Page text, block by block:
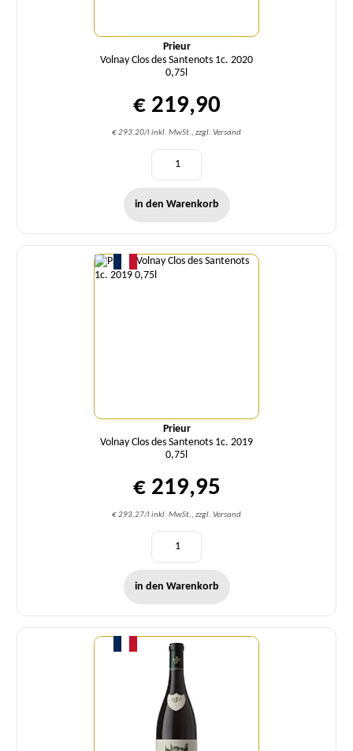
Prieur
Volnay Clos des Santenots 1c. 2020
0,75l
€ 219,90
€ 293,20/l inkl. MwSt., zzgl. Versand
in den Warenkorb
Prieur
Volnay Clos des Santenots 1c. 2019
0,75l
€ 219,95
€ 293,27/l inkl. MwSt., zzgl. Versand
Menge
in den Warenkorb
Menge